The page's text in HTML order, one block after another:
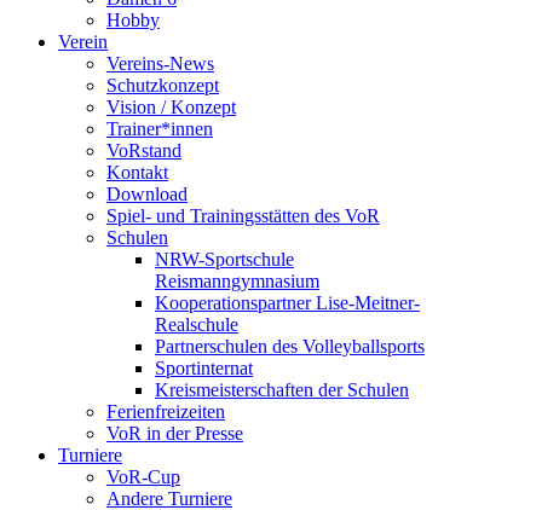
Hobby
Verein
Vereins-News
Schutzkonzept
Vision / Konzept
Trainer*innen
VoRstand
Kontakt
Download
Spiel- und Trainingsstätten des VoR
Schulen
NRW-Sportschule
Reismanngymnasium
Kooperationspartner Lise-Meitner-
Realschule
Partnerschulen des Volleyballsports
Sportinternat
Kreismeisterschaften der Schulen
Ferienfreizeiten
VoR in der Presse
Turniere
VoR-Cup
Andere Turniere